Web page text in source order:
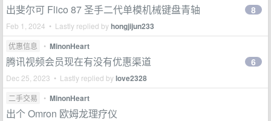
出斐尔可 Flico 87 圣手二代单模机械键盘青轴
Feb 1, 2024 • Lastly replied byhongjijun233
8
优惠信息 • MinonHeart
腾讯视频会员现在有没有优惠渠道
Dec 25, 2023 • Lastly replied bylove2328
6
二手交易 • MinonHeart
出个 Omron 欧姆龙理疗仪